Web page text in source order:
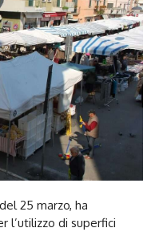
25 marzo, ha
l’utilizzo di superfici